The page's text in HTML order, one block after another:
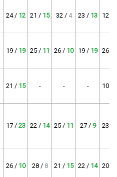
24 / 12 21 / 15 32 / 4 23 / 13 12 /
19 / 19 25 / 11 26 / 10 19 / 19 26 /
21 / 15 - - - 10 /
17 / 23 22 / 14 25 / 11 27 / 9 23 /
26 / 10 28 / 8 21 / 15 22 / 14 20 /